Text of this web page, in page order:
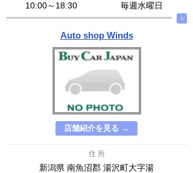
10:00～18:30
毎週水曜日
∧
Auto shop Winds
店舗紹介を見る →
住 所
新潟県 南魚沼郡 湯沢町大字湯